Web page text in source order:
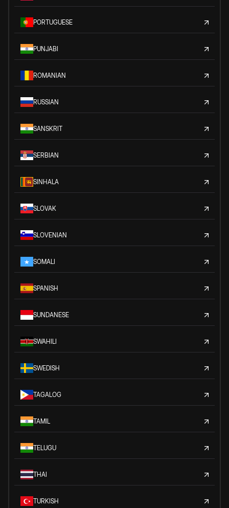
PORTUGUESE
PUNJABI
ROMANIAN
RUSSIAN
SANSKRIT
SERBIAN
SINHALA
SLOVAK
SLOVENIAN
SOMALI
SPANISH
SUNDANESE
SWAHILI
SWEDISH
TAGALOG
TAMIL
TELUGU
THAI
TURKISH